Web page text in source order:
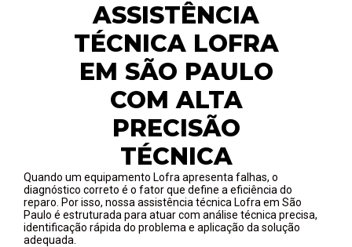
ASSISTÊNCIA
TÉCNICA LOFRA
EM SÃO PAULO
COM ALTA
PRECISÃO
TÉCNICA
Quando um equipamento Lofra apresenta falhas, o
diagnóstico correto é o fator que define a eficiência do
reparo. Por isso, nossa assistência técnica Lofra em São
Paulo é estruturada para atuar com análise técnica precisa,
identificação rápida do problema e aplicação da solução
adequada.